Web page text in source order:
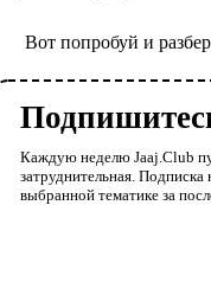
Вот попробуй и
Каждую неделю Jaaj.Club
затруднительная.
выбранной тематике за